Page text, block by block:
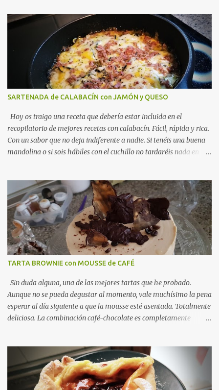
SARTENADA de CALABACÍN con JAMÓN y QUESO
Hoy os traigo una receta que debería estar incluida en el
recopilatorio de mejores recetas con calabacín. Fácil, rápida y rica.
Con un sabor que no deja indiferente a nadie. Si tenéis una buena
mandolina o si sois hábiles con el cuchillo no tardaréis nada en
fácil de preparar que seguro la hacéis más de una noche. Ideal
como receta ligera para la hora de la cena . Una alternativa
fabulosa a los gratinados en el horno y la perfecta unión con el
jamón, el queso y el tomillo, hacen de esta sartenada, un éxito
seguro. SARTENADA de CALABACÍN con JAMÓN y QUESO
INGREDIENTES · 1 calabacín · 100 grs de queso · 50
grs de jamón serrano muy picadito · ...
TARTA BROWNIE con MOUSSE de CAFÉ
Sin duda alguna, una de las mejores tartas que he probado.
Aunque no se pueda degustar al momento, vale muchísimo la pena
esperar al día siguiente a que la mousse esté asentada. Totalmente
deliciosa. La combinación café-chocolate es completamente
INGREDIENTES PARA EL BROWNIE · 150 grs de chocolate
negro · 125 grs de mantequilla a temperatura ambiente · 2
huevos L · 75 grs de panela · 30 grs de harina de repostería